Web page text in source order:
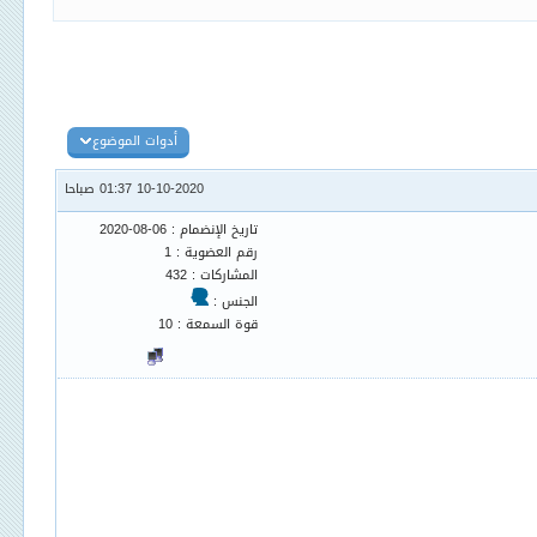
أدوات الموضوع
10-10-2020 01:37 صباحا
تاريخ الإنضمام : 06-08-2020
رقم العضوية : 1
المشاركات : 432
الجنس :
قوة السمعة : 10